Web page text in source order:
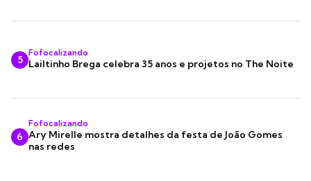
5
Fofocalizando
Lailtinho Brega celebra 35 anos e projetos no The Noite
6
Fofocalizando
Ary Mirelle mostra detalhes da festa de João Gomes
nas redes